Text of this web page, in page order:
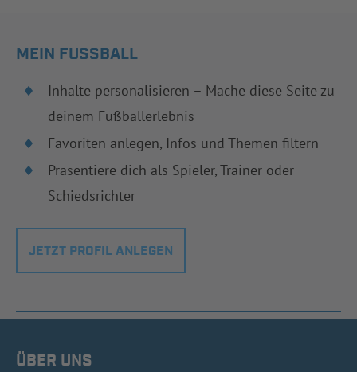
MEIN FUSSBALL
Inhalte personalisieren – Mache diese Seite zu
deinem Fußballerlebnis
Favoriten anlegen, Infos und Themen filtern
Präsentiere dich als Spieler, Trainer oder
Schiedsrichter
JETZT PROFIL ANLEGEN
ÜBER UNS